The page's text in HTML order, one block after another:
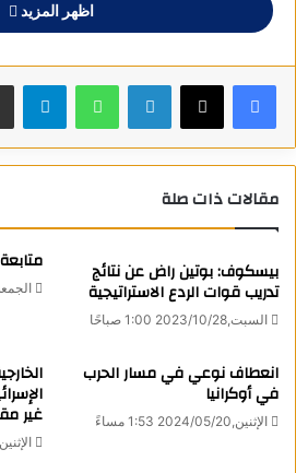
وفي وقت سابق، أدرجت مجلة “تايم”
وأدرجته باستمرار في قائمة أكثر 100 شخصية مؤثرة.
وفي عام 2022، اختارت مجلة
بـ”روح أوكرانيا” شخصية العام، إلا أنه
ويعود تقليد اختيار شخصية العام، أي
الماضية، إلى عام 1927.
المصدر: نوفوستي+ RT
كاتب
اظهر المزيد
فيسبوك لينكدإن واتساب
مقالات ذات صلة
بيسكوف: بوتين راض عن نتائج
تدريب قوات الردع الاستراتيجية
السبت,2023/10/28 1:00 صباحًا
الجمعة,2024/03/22
انعطاف نوعي في مسار الحرب
في أوكرانيا
الإثنين,2024/05/20 1:53 مساءً غير
الإثنين,2024/02/05 4:20